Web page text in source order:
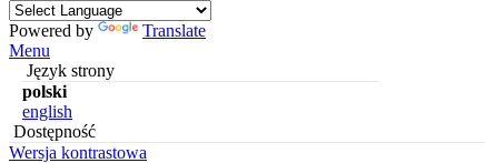
Powered by
Translate
Menu
Język strony
polski
english
Dostępność
Wersja kontrastowa